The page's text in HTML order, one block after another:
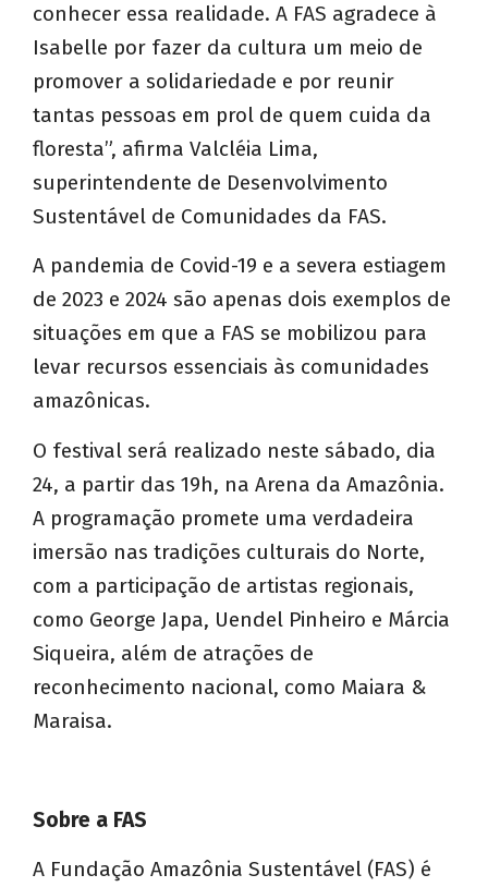
conhecer essa realidade. A FAS agradece à
Isabelle por fazer da cultura um meio de
promover a solidariedade e por reunir
tantas pessoas em prol de quem cuida da
floresta”, afirma Valcléia Lima,
superintendente de Desenvolvimento
Sustentável de Comunidades da FAS.
A pandemia de Covid-19 e a severa estiagem
de 2023 e 2024 são apenas dois exemplos de
situações em que a FAS se mobilizou para
levar recursos essenciais às comunidades
amazônicas.
O festival será realizado neste sábado, dia
24, a partir das 19h, na Arena da Amazônia.
A programação promete uma verdadeira
imersão nas tradições culturais do Norte,
com a participação de artistas regionais,
como George Japa, Uendel Pinheiro e Márcia
Siqueira, além de atrações de
reconhecimento nacional, como Maiara &
Maraisa.
Sobre a FAS
A Fundação Amazônia Sustentável (FAS) é